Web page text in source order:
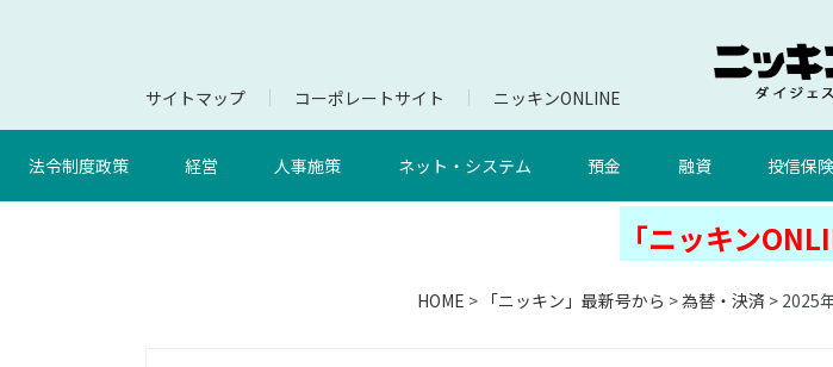
サイトマップ コーポレートサイト ニッキンONLINE
法令制度政策 経営 人事施策 ネット・システム 預金 融資 投信保険
「ニッキン
HOME > 「ニッキン」最新号から >為替・決済 > 2025